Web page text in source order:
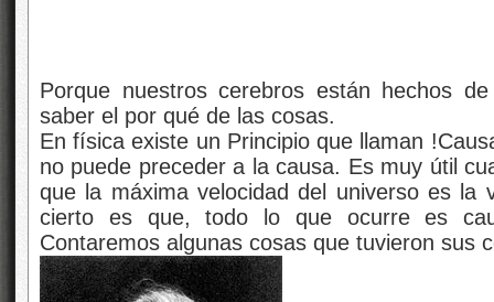
Porque nuestros cerebros están hechos
saber el por qué de las cosas.
En física existe un Principio que llaman
no puede preceder a la causa. Es muy útil
que la máxima velocidad del universo es
cierto es que, todo lo que ocurre es
Contaremos algunas cosas que tuvieron sus